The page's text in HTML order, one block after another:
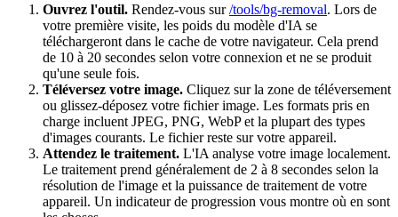
Ouvrez l'outil. Rendez-vous sur/tools/bg-removal. Lors de
votre première visite, les poids du modèle d'IA se
téléchargeront dans le cache de votre navigateur. Cela prend
de 10 à 20 secondes selon votre connexion et ne se produit
qu'une seule fois.
Téléversez votre image. Cliquez sur la zone de téléversement
ou glissez-déposez votre fichier image. Les formats pris en
charge incluent JPEG, PNG, WebP et la plupart des types
d'images courants. Le fichier reste sur votre appareil.
Attendez le traitement. L'IA analyse votre image localement.
Le traitement prend généralement de 2 à 8 secondes selon la
résolution de l'image et la puissance de traitement de votre
appareil. Un indicateur de progression vous montre où en sont